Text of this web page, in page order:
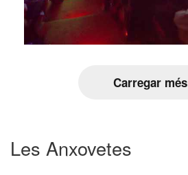
Carregar més
Les Anxovetes